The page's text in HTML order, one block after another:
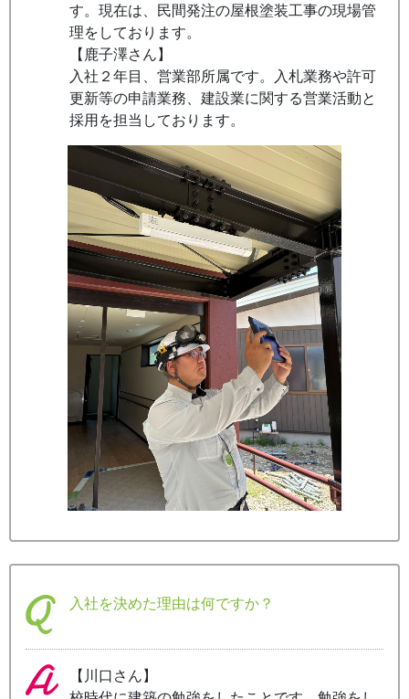
す。現在は、民間発注の屋根塗装工事の現場管
理をしております。
【鹿子澤さん】
入社２年目、営業部所属です。入札業務や許可
更新等の申請業務、建設業に関する営業活動と
採用を担当しております。
入社を決めた理由は何ですか？
【川口さん】